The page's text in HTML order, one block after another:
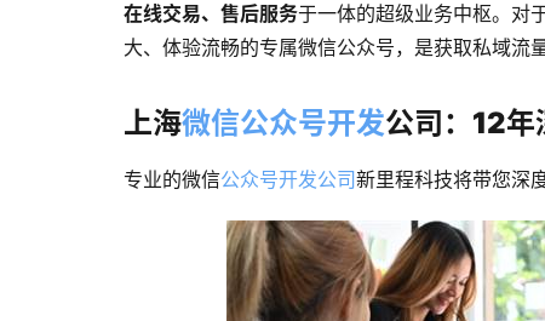
在线交易、售后服务于一体的超级业务中枢。对
大、体验流畅的专属微信公众号，是获取私域流
上海微信公众号开发公司：12年
专业的微信公众号开发公司新里程科技将带您深